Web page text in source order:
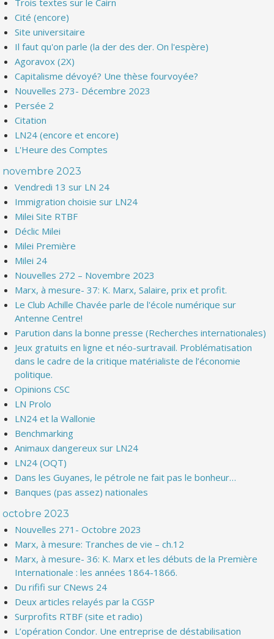
Trois textes sur le Cairn
Cité (encore)
Site universitaire
Il faut qu'on parle (la der des der. On l'espère)
Agoravox (2X)
Capitalisme dévoyé? Une thèse fourvoyée?
Nouvelles 273- Décembre 2023
Persée 2
Citation
LN24 (encore et encore)
L'Heure des Comptes
novembre 2023
Vendredi 13 sur LN 24
Immigration choisie sur LN24
Milei Site RTBF
Déclic Milei
Milei Première
Milei 24
Nouvelles 272 – Novembre 2023
Marx, à mesure- 37: K. Marx, Salaire, prix et profit.
Le Club Achille Chavée parle de l'école numérique sur
Antenne Centre!
Parution dans la bonne presse (Recherches internationales)
Jeux gratuits en ligne et néo-surtravail. Problématisation
dans le cadre de la critique matérialiste de l’économie
politique.
Opinions CSC
LN Prolo
LN24 et la Wallonie
Benchmarking
Animaux dangereux sur LN24
LN24 (OQT)
Dans les Guyanes, le pétrole ne fait pas le bonheur…
Banques (pas assez) nationales
octobre 2023
Nouvelles 271- Octobre 2023
Marx, à mesure: Tranches de vie – ch.12
Marx, à mesure- 36: K. Marx et les débuts de la Première
Internationale : les années 1864-1866.
Du rififi sur CNews 24
Deux articles relayés par la CGSP
Surprofits RTBF (site et radio)
L’opération Condor. Une entreprise de déstabilisation